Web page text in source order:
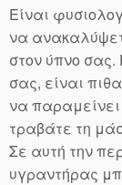
Είναι
να
στον ύπνο
σας, είναι
να
τραβάτε τη
Σε αυτή την
υγραντήρας